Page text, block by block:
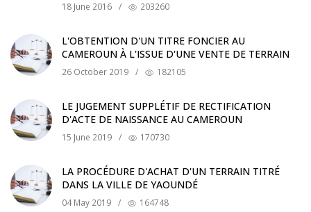
18 June 2016 / 203260
L'OBTENTION D'UN TITRE FONCIER AU
CAMEROUN À L'ISSUE D'UNE VENTE DE TERRAIN
26 October 2019 / 182105
LE JUGEMENT SUPPLÉTIF DE RECTIFICATION
D'ACTE DE NAISSANCE AU CAMEROUN
15 June 2019 / 170730
LA PROCÉDURE D'ACHAT D'UN TERRAIN TITRÉ
DANS LA VILLE DE YAOUNDÉ
04 May 2019 / 164748